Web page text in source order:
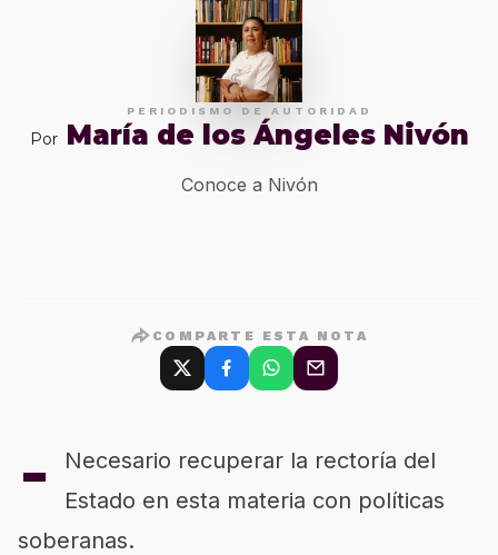
PERIODISMO DE AUTORIDAD
Por María de los Ángeles Nivón
Conoce a Nivón
COMPARTE ESTA NOTA
-
Necesario recuperar la rectoría del
Estado en esta materia con políticas
soberanas.